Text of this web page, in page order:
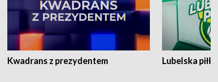
Kwadrans z prezydentem Lubelska piłka